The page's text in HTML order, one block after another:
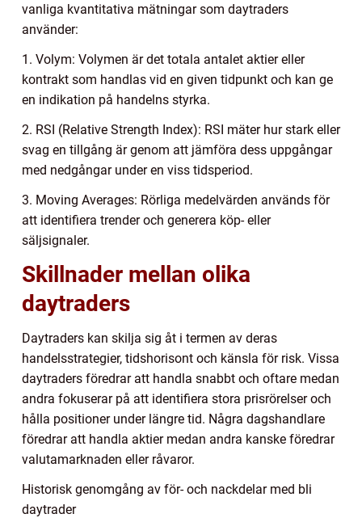
vanliga kvantitativa mätningar som daytraders
använder:
1. Volym: Volymen är det totala antalet aktier eller
kontrakt som handlas vid en given tidpunkt och kan ge
en indikation på handelns styrka.
2. RSI (Relative Strength Index): RSI mäter hur stark eller
svag en tillgång är genom att jämföra dess uppgångar
med nedgångar under en viss tidsperiod.
3. Moving Averages: Rörliga medelvärden används för
att identifiera trender och generera köp- eller
säljsignaler.
Skillnader mellan olika
daytraders
Daytraders kan skilja sig åt i termen av deras
handelsstrategier, tidshorisont och känsla för risk. Vissa
daytraders föredrar att handla snabbt och oftare medan
andra fokuserar på att identifiera stora prisrörelser och
hålla positioner under längre tid. Några dagshandlare
föredrar att handla aktier medan andra kanske föredrar
valutamarknaden eller råvaror.
Historisk genomgång av för- och nackdelar med bli
daytrader